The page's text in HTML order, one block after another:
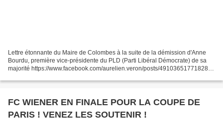
Lettre étonnante du Maire de Colombes à la suite de la démission d'Anne
Bourdu, première vice-présidente du PLD (Parti Libéral Démocrate) de sa
majorité https://www.facebook.com/aurelien.veron/posts/491036517718288
FC WIENER EN FINALE POUR LA COUPE DE
PARIS ! VENEZ LES SOUTENIR !